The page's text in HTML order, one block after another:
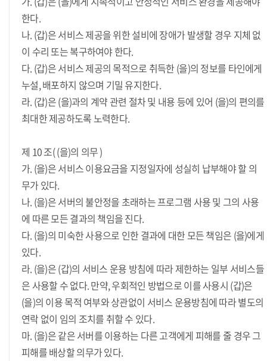
한다.
나. (갑)은 서비스 제공을 위한 설비에 장애가 발생할 경우 지체 없
이 수리 또는 복구하여야 한다.
다. (갑)은 서비스 제공의 목적으로 취득한 (을)의 정보를 타인에게
누설, 배포하지 않으며 기밀 유지한다.
라. (갑)은 (을)과의 계약 관련 절차 및 내용 등에 있어 (을)의 편의를
최대한 제공하도록 노력한다.
제 10 조( (을)의 의무 )
가. (을)은 서비스 이용요금을 지정일자에 성실히 납부해야 할 의
무가 있다.
나. (을)은 서버의 불안정을 초래하는 프로그램 사용 및 그의 사용
에 따른 모든 결과의 책임을 진다.
다. (을)의 미숙한 사용으로 인한 결과에 대한 모든 책임은 (을)에게
있다.
라. (을)은 (갑)의 서비스 운용 방침에 따라 제한하는 일부 서비스들
은 사용할 수 없다. 만약, 우회적인 방법으로 이를 사용시 (갑)은
(을)의 이용 목적 여부와 상관없이 서비스 운용방침에 따라 별도의
연락 없이 임의 조치를 취할 수 있다.
마. (을)은 같은 서버를 이용하는 다른 고객에게 피해를 줄 경우 그
피해를 배상할 의무가 있다.